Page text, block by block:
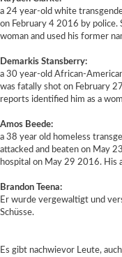
a 24 year-old white
on February 4 2016 by police.
woman and used his former
Demarkis Stansberry:
a 30 year-old African-
was fatally shot on February
reports identified him as a
Amos Beede:
a 38 year old homeless
attacked and beaten on May
hospital on May 29 2016. His
Brandon Teena:
Er wurde vergewaltigt und
Schüsse.
Es gibt nachwievor Leute,